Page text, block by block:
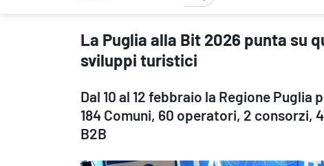
La Puglia alla Bit 2026 punta su qualità, equilibrio territoriale e
La Puglia alla Bit 2026 punta su
sviluppi turistici
Dal 10 al 12 febbraio la Regione
184 Comuni, 60 operatori, 2 consorzi,
B2B